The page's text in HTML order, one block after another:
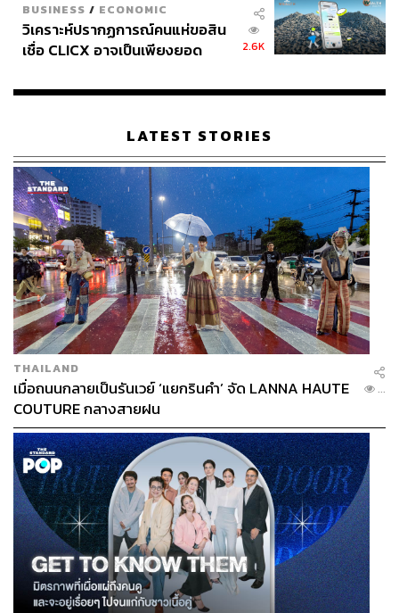
BUSINESS / ECONOMIC
วิเคราะห์ปรากฏการณ์คนแห่ขอสิน
เชื่อ CLICX อาจเป็นเพียงยอด
เรือนไทยที่ถูกซุกไว้
2.6K
LATEST STORIES
THAILAND
เมื่อถนนกลายเป็นรันเวย์ ‘แยกรินคำ’ จัด LANNA HAUTE
COUTURE กลางสายฝน
...